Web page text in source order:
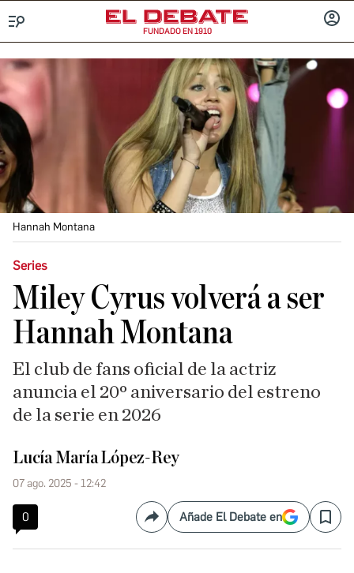
FUNDADO EN 1910
Hannah Montana
Series
Miley Cyrus volverá a ser
Hannah Montana
El club de fans oficial de la actriz
anuncia el 20º aniversario del estreno
de la serie en 2026
Lucía María López-Rey
07 ago. 2025 - 12:42
0 CompartirAñade El Debate en Save